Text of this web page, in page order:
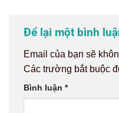
Để lại một bình
Email của bạn sẽ
Các trường bắt buộc
Bình luận *